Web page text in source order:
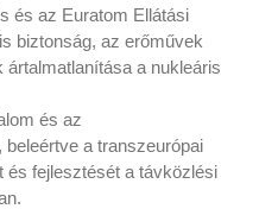
és az Euratom Ellátási
biztonság, az erőművek
ártalmatlanítása a nukleáris
és az
beleértve a transzeurópai
és fejlesztését a távközlési